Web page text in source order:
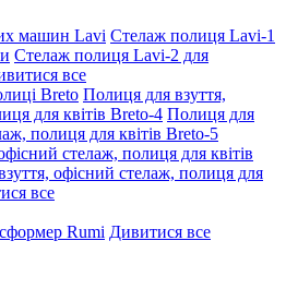
машин Lavi Стелаж полиця Lavi-1
Стелаж полиця Lavi-2 для
все
Breto Полиця для взуття,
для квітів Breto-4 Полиця для
полиця для квітів Breto-5
стелаж, полиця для квітів
офісний стелаж, полиця для
все
Rumi Дивитися все